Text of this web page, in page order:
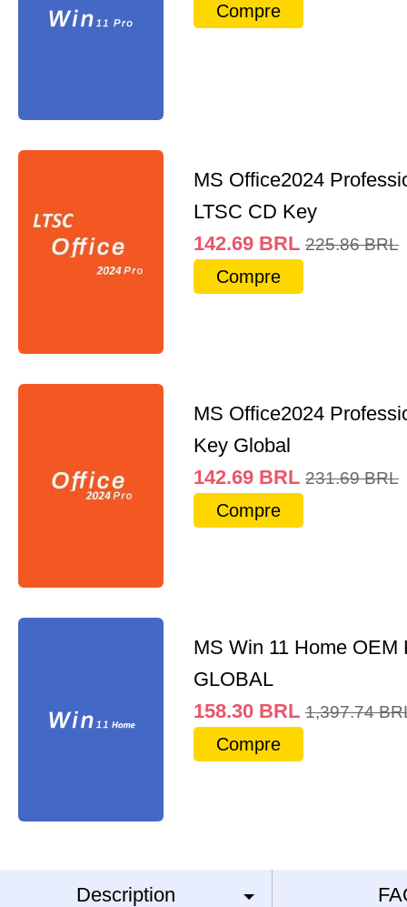
Compre
MS Office2024
LTSC CD Key
142.69 BRL 225.86 BRL
Compre
MS Office2024
Key Global
142.69 BRL 231.69 BRL
Compre
MS Win 11 Home OEM
GLOBAL
158.30 BRL 1,397.74
Compre
Description